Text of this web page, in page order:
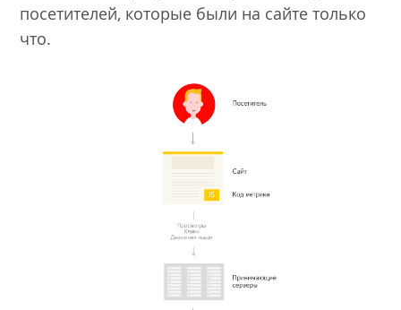
посетителей, которые были на сайте только
что.